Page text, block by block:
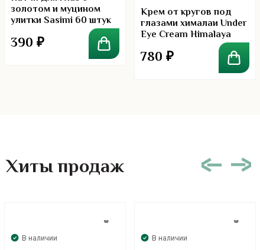
золотом и муцином
улитки Sasimi 60 штук
390 ₽
Крем от кругов под
глазами хималаи Under
Eye Cream Himalaya
780 ₽
Хиты продаж
В наличии В наличии